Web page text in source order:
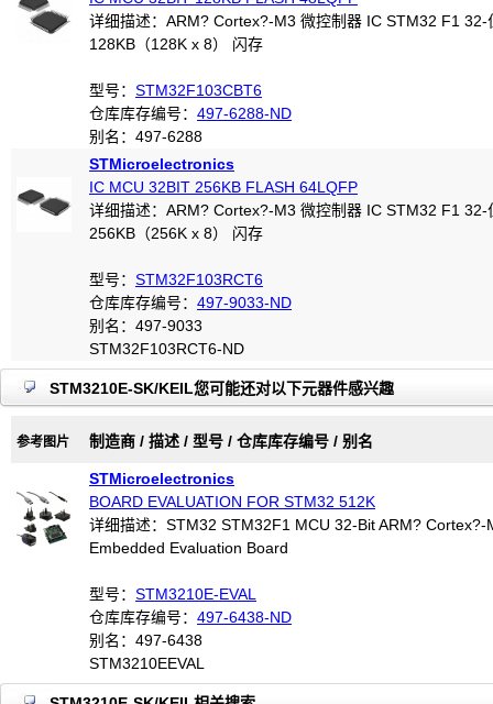
详细描述：ARM? Cortex?-M3 微控制器 IC STM32 F1 32-
128KB（128K x 8） 闪存
型号： STM32F103CBT6
仓库库存编号： 497-6288-ND
别名：497-6288
STMicroelectronics
IC MCU 32BIT 256KB FLASH 64LQFP
详细描述：ARM? Cortex?-M3 微控制器 IC STM32 F1 32-
256KB（256K x 8） 闪存
型号： STM32F103RCT6
仓库库存编号： 497-9033-ND
别名：497-9033
STM32F103RCT6-ND
STM3210E-SK/KEIL您可能还对以下元器件感兴趣
参考图片 制造商 / 描述 / 型号 / 仓库库存编号 / 别名
STMicroelectronics
BOARD EVALUATION FOR STM32 512K
详细描述：STM32 STM32F1 MCU 32-Bit ARM? Cortex?-
Embedded Evaluation Board
型号： STM3210E-EVAL
仓库库存编号： 497-6438-ND
别名：497-6438
STM3210EEVAL